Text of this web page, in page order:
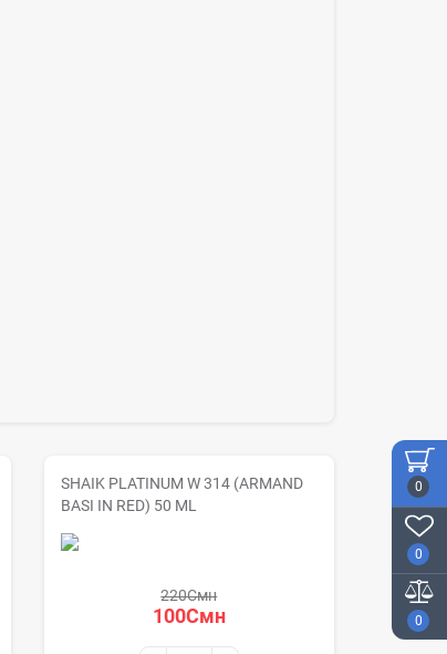
0
0
0
SHAIK PLATINUM W 314 (ARMAND
BASI IN RED) 50 ML
220Смн
100Смн